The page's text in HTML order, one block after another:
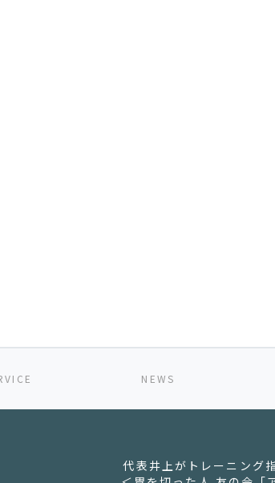
NEWS
代表井上がトレーニング